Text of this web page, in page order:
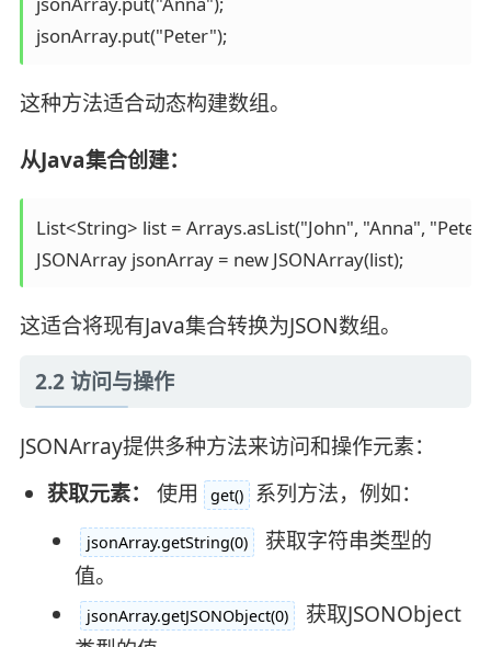
jsonArray.put("Peter");
这种方法适合动态构建数组。
从Java集合创建：
List<String> list = Arrays.asList("John", "Anna",
JSONArray jsonArray = new JSONArray(list);
这适合将现有Java集合转换为JSON数组。
2.2 访问与操作
JSONArray提供多种方法来访问和操作元素：
获取元素：
使用 get() 系列方法，例如：
jsonArray.getString(0)
获取字符串类型的
值。
jsonArray.getJSONObject(0)
获取JSONObject